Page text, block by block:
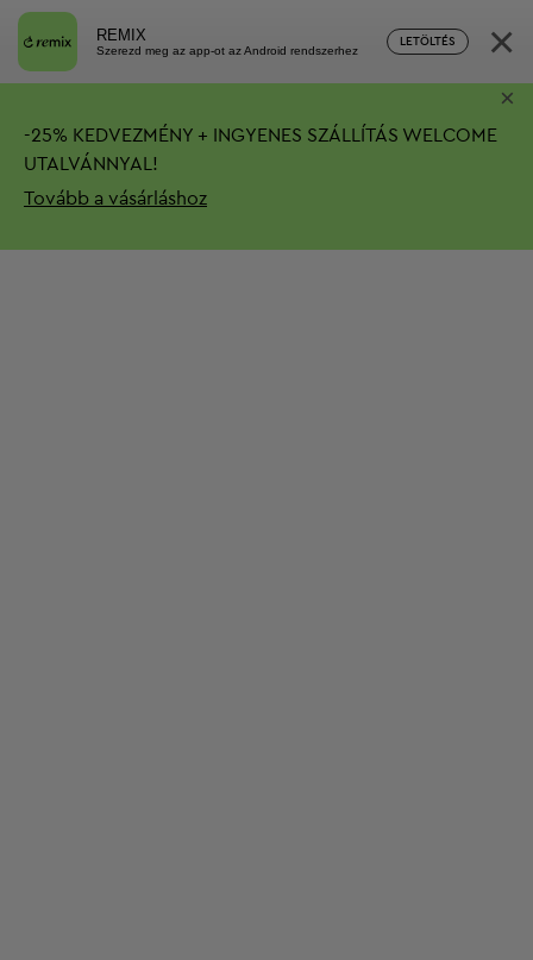
REMIX
Szerezd meg az app-ot az Android rendszerhez
LETÖLTÉS ×
-25% KEDVEZMÉNY + INGYENES SZÁLLÍTÁS WELCOME
UTALVÁNNYAL!
Tovább a vásárláshoz
×